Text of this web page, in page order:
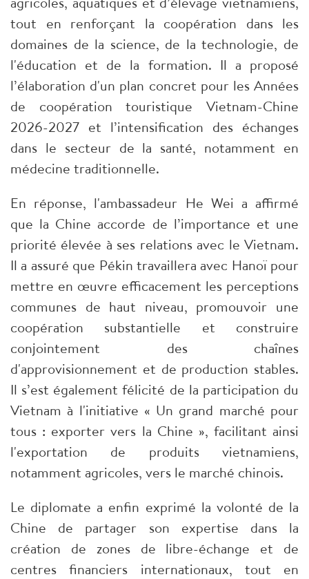
tout en renforçant la coopération dans les
domaines de la science, de la technologie, de
l'éducation et de la formation. Il a proposé
l’élaboration d'un plan concret pour les Années
de coopération touristique Vietnam-Chine
2026-2027 et l’intensification des échanges
dans le secteur de la santé, notamment en
médecine traditionnelle.
En réponse, l'ambassadeur He Wei a affirmé
que la Chine accorde de l’importance et une
priorité élevée à ses relations avec le Vietnam.
Il a assuré que Pékin travaillera avec Hanoï pour
mettre en œuvre efficacement les perceptions
communes de haut niveau, promouvoir une
coopération substantielle et construire
conjointement des chaînes
d'approvisionnement et de production stables.
Il s’est également félicité de la participation du
Vietnam à l'initiative « Un grand marché pour
tous : exporter vers la Chine », facilitant ainsi
l'exportation de produits vietnamiens,
notamment agricoles, vers le marché chinois.
Le diplomate a enfin exprimé la volonté de la
Chine de partager son expertise dans la
création de zones de libre-échange et de
centres financiers internationaux, tout en